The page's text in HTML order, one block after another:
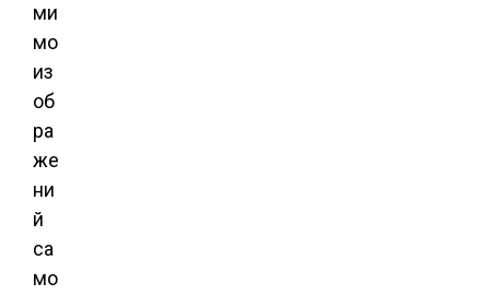
ми
мо
из
об
ра
же
ни
й
са
мо